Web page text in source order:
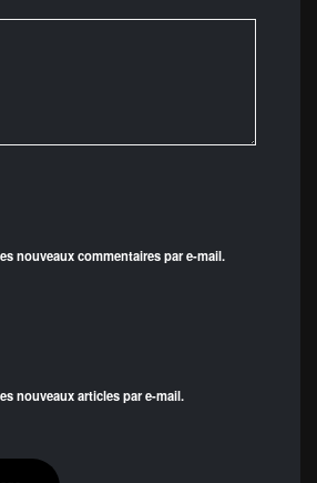
nouveaux commentaires par e-mail.
nouveaux articles par e-mail.